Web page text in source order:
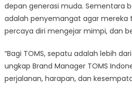
depan generasi muda. Sementara
adalah penyemangat agar mereka
percaya diri mengejar mimpi, dan
“Bagi TOMS, sepatu adalah lebih
ungkap Brand Manager TOMS
perjalanan, harapan, dan